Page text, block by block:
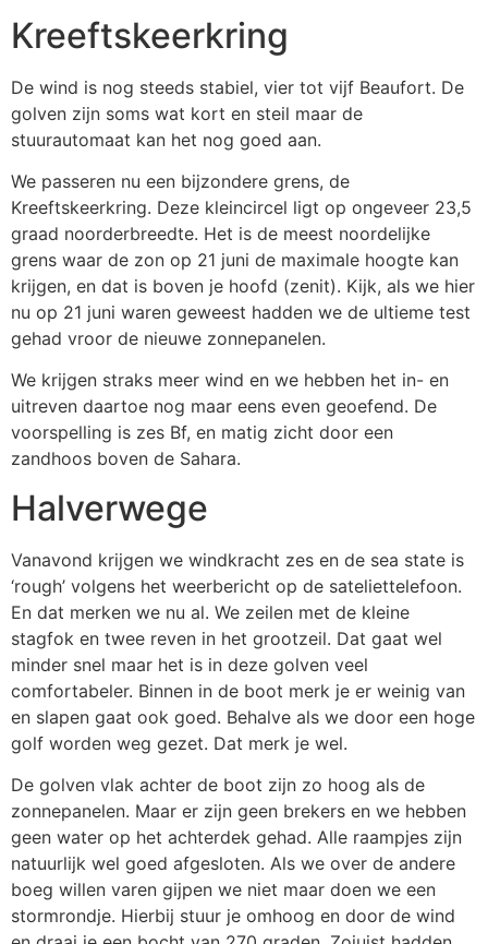
Kreeftskeerkring
De wind is nog steeds stabiel, vier tot vijf Beaufort. De
golven zijn soms wat kort en steil maar de
stuurautomaat kan het nog goed aan.
We passeren nu een bijzondere grens, de
Kreeftskeerkring. Deze kleincircel ligt op ongeveer 23,5
graad noorderbreedte. Het is de meest noordelijke
grens waar de zon op 21 juni de maximale hoogte kan
krijgen, en dat is boven je hoofd (zenit). Kijk, als we hier
nu op 21 juni waren geweest hadden we de ultieme test
gehad vroor de nieuwe zonnepanelen.
We krijgen straks meer wind en we hebben het in- en
uitreven daartoe nog maar eens even geoefend. De
voorspelling is zes Bf, en matig zicht door een
zandhoos boven de Sahara.
Halverwege
Vanavond krijgen we windkracht zes en de sea state is
‘rough’ volgens het weerbericht op de sateliettelefoon.
En dat merken we nu al. We zeilen met de kleine
stagfok en twee reven in het grootzeil. Dat gaat wel
minder snel maar het is in deze golven veel
comfortabeler. Binnen in de boot merk je er weinig van
en slapen gaat ook goed. Behalve als we door een hoge
golf worden weg gezet. Dat merk je wel.
De golven vlak achter de boot zijn zo hoog als de
zonnepanelen. Maar er zijn geen brekers en we hebben
geen water op het achterdek gehad. Alle raampjes zijn
natuurlijk wel goed afgesloten. Als we over de andere
boeg willen varen gijpen we niet maar doen we een
stormrondje. Hierbij stuur je omhoog en door de wind